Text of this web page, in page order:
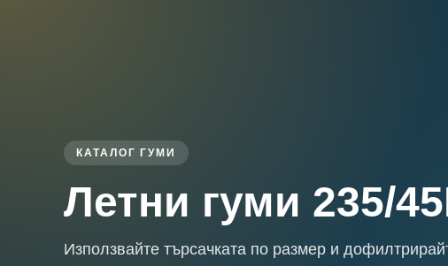
КАТАЛОГ ГУМИ
Летни гуми 235/
Използвайте търсачката по размер и